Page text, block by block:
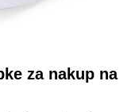
za nakup na